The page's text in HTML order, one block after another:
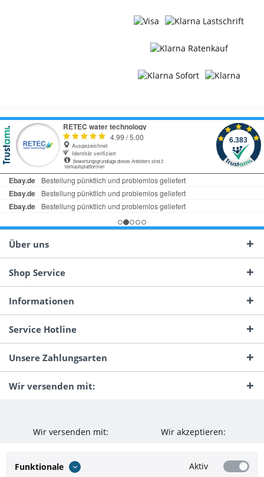
Über uns
Shop Service
Informationen
Service Hotline
Unsere Zahlungsarten
Wir versenden mit:
Wir versenden mit: Wir akzeptieren:
Funktionale Aktiv